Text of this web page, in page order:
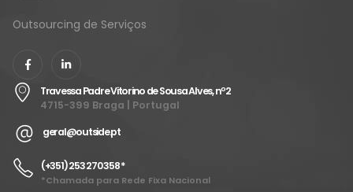
Outsourcing de Serviços
Travessa Padre Vitorino de Sousa Alves, nº2
4715-399 Braga | Portugal
geral@outside.pt
(+351) 253 270 358 *
*Chamada para Rede Fixa Nacional